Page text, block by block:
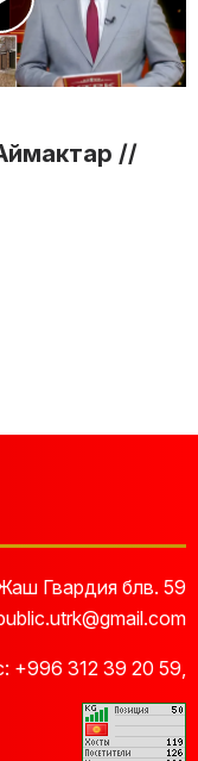
Аймактар //
Гвардия блв. 59
+996 312 39 20 59